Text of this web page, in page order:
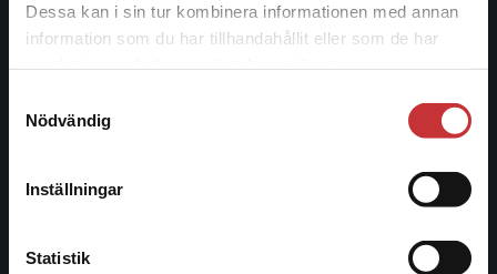
Dessa kan i sin tur kombinera informationen med annan
information som du har tillhandahållit eller som de har
Nödvändig
Inställningar
Statistik
Det verkar som att du besöker
studentlitteratur.se via en enhet utanför Sverige.
Vi erbjuder inte leveranser utanför Sverige. För
att kunna slutföra ett köp måste
Studentlitteratur grundades 1963 och är idag Sveriges
ledande utbildningsförlag. Med läromedel, kurslitteratur,
facklitteratur, utbildningar och digitala
informationstjänster i utbudet, finns Studentlitteratur med
längs hela kunskapsresan.
Kontakta oss